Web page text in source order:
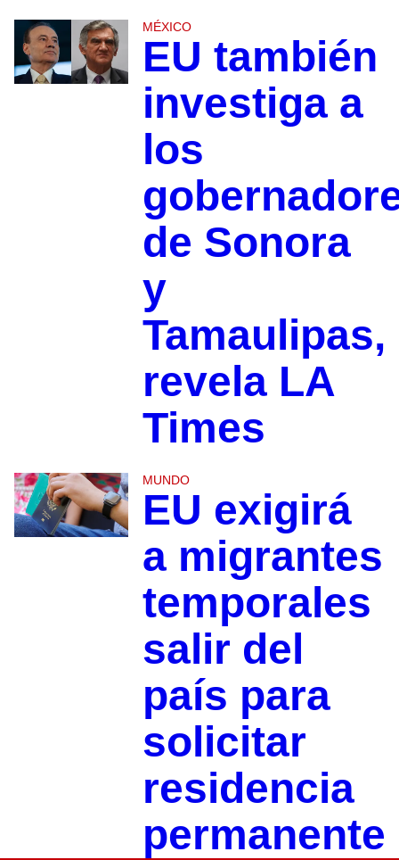
MÉXICO
EU también
investiga a
los
de Sonora
y
Tamaulipas,
revela LA
Times
MUNDO
EU exigirá
a migrantes
temporales
salir del
país para
solicitar
residencia
permanente